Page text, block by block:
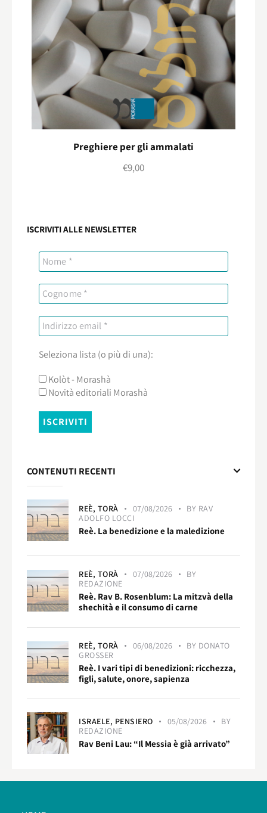
Preghiere per gli ammalati
€9,00
ISCRIVITI ALLE NEWSLETTER
Seleziona lista (o più di una):
Kolòt - Morashà
Novità editoriali Morashà
CONTENUTI RECENTI
REÈ, TORÀ 07/08/2026 BY RAV
ADOLFO LOCCI
Reè. La benedizione e la maledizione
REÈ, TORÀ 07/08/2026
BY
REDAZIONE
Reè. Rav B. Rosenblum: La mitzvà della
shechità e il consumo di carne
REÈ, TORÀ 06/08/2026 BY DONATO
GROSSER
Reè. I vari tipi di benedizioni: ricchezza,
figli, salute, onore, sapienza
ISRAELE, PENSIERO 05/08/2026
BY
REDAZIONE
Rav Beni Lau: “Il Messia è già arrivato”